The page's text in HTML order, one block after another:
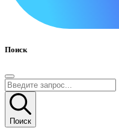
Поиск
Поиск